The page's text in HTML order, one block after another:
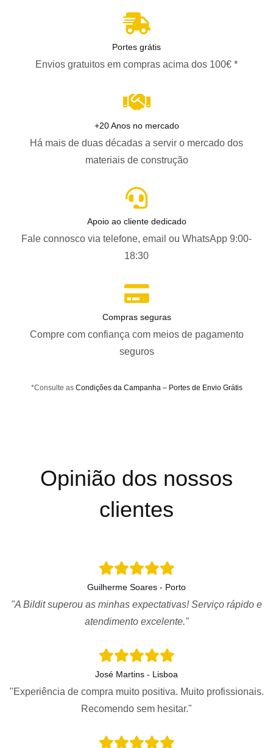
Portes grátis
Envios gratuitos em compras acima dos 100€ *
+20 Anos no mercado
Há mais de duas décadas a servir o mercado dos
materiais de construção
Apoio ao cliente dedicado
Fale connosco via telefone, email ou WhatsApp 9:00-
18:30
Compras seguras
Compre com confiança com meios de pagamento
seguros
*Consulte as Condições da Campanha – Portes de Envio Grátis
Opinião dos nossos
clientes
Guilherme Soares - Porto
"A Bildit superou as minhas expectativas! Serviço rápido e
atendimento excelente."
José Martins - Lisboa
"Experiência de compra muito positiva. Muito profissionais.
Recomendo sem hesitar."